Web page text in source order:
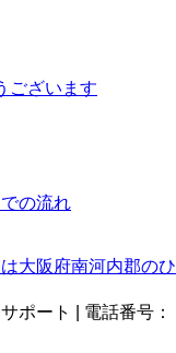
ございます
の流れ